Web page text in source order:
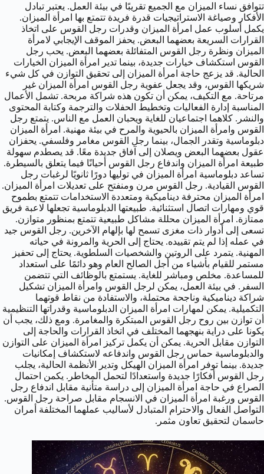
تتوافق نساء الميزان مع الجميع تقريبًا في بيئة العمل. يعتبر تبادل
الأفكار وصياغة الاستراتيجيات قدرة فريدة تتمتع بها امرأة الميزان.
يكمل أسلوب عمل امرأة الميزان وقدرات رجل القوس على اتخاذ
القرارات السريعة بعضهما البعض. يحفز الموقف الإيجابي لامرأة
الميزان ونظرة رجل القوس المتفائلة بعضهما البعض. يحب رجل
القوس استكشاف خيارات جديدة، بينما تدير امرأة الميزان الخيارات
الحالية. قد يزعج حاجة امرأة الميزان إلى تحقيق التوازن في كل شيء
شريكها القوس، وقد يجعل عفوية رجل القوس امرأة الميزان غير
مرتاحة. مع التكيف، يمكن أن تكون هذه شراكة مربحة. تشمل الأعمال
المناسبة إدارة الفعاليات وتخطيط الحفلات والترجمة وكتابة المحتوى
والنشر. كلاهما اجتماعيان للغاية ويحبان العمل مع الناس. يتمتع رجل
القوس وامرأة الميزان بالحيوية والمرح في بيئة مهنية. امرأة الميزان
دبلوماسية وتقدر الجمال، بينما رجل القوس مغامر وفلسفي. يحفزان
عقول بعضهما البعض ويصلان إلى آفاق جديدة معًا. قد يصطدم سهولة
طبيعة امرأة الميزان واندفاع رجل القوس أحيانًا فيما يتعلق بالسيطرة.
تساعد دبلوماسية امرأة الميزان في توليها دورًا ثانويًا لرغبات رجل
القوس القيادية. رجل القوس مرن ومنفتح على تعديلات امرأة الميزان.
امرأة الميزان محترفة ديناميكية ومتعددة الاستخدامات تتمتع بطموح
قوي ومهارات اتصال استثنائية. طبيعتها الدبلوماسية تجعلها لاعبة فريق
ممتازة. امرأة الميزان محللة مشاكل طبيعية تتمتع بمنظور متوازن.
تسعى إلى أدوار ذات مغزى تسمح لها بإلهام الآخرين. رجل القوس جيد
في عمله إذا لم يتم تقييده. يحتاج إلى الحرية والمرونة في حياته
المهنية. يتمرد على الروتين والشخصيات السلطوية. يحتاج إلى تحفيز
مستمر للقيام بأشياء من أجل الصالح العام وهو دائمًا على استعداد
للمساعدة. مخلص ومباشر للغاية. يستمتع بالوظائف التي تتضمن
السفر. في بيئة العمل، يمكن لرجل القوس وامرأة الميزان تشكيل
شراكة ديناميكية وناجحة محتملة، والاستفادة من نقاط قوتهما
التكميلية. يمكن لمهارات امرأة الميزان الدبلوماسية وقدراتها التنظيمية
أن توازن بين روح رجل القوس المبتكرة والمغامرة. ومع ذلك، يجب أن
يكونا على دراية بنهجهما المختلف في اتخاذ القرارات والحاجة إلى
التوازن مقابل الحرية. يمكن أن يكمل تركيز امرأة الميزان على التوازن
والدبلوماسية حماس رجل القوس واندفاعه لاستكشاف إمكانيات
جديدة. بينما توفر امرأة الميزان الهيكل وتدير الأنظمة الحالية، يجلب
رجل القوس أفكارًا جديدة واستعدادًا لتحمل المخاطر. يكمن احتمال
الصراع في حاجة امرأة الميزان إلى دراسة متأنية مقابل اندفاع رجل
القوس ورغبة امرأة الميزان في الانسجام مقابل صراحة رجل القوس.
التواصل الفعال والاحترام المتبادل لأساليب عملهما المختلفة أمران
حاسمان لتحقيق تعاون مثمر.